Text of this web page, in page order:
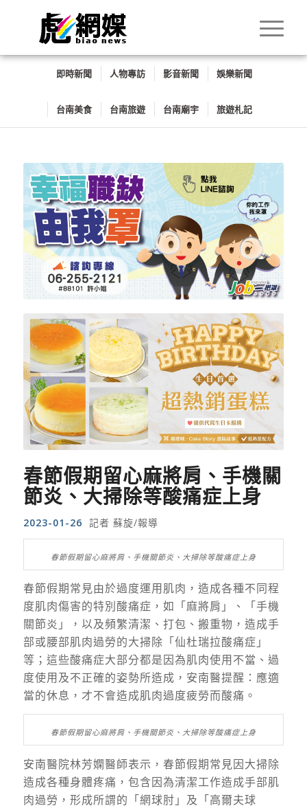
即時新聞 人物專訪 影音新聞 娛樂新聞
台南美食 台南旅遊 台南廟宇 旅遊札記
春節假期留心麻將肩、手機關
節炎、大掃除等酸痛症上身
2023-01-26 記者 蘇旋/報導
春節假期留心麻將肩、手機關節炎、大掃除等酸痛症上身
春節假期常見由於過度運用肌肉，造成各種不同程
度肌肉傷害的特別酸痛症，如「麻將肩」、「手機
關節炎」，以及頻繁清潔、打包、搬重物，造成手
部或腰部肌肉過勞的大掃除「仙杜瑞拉酸痛症」
等；這些酸痛症大部分都是因為肌肉使用不當、過
度使用及不正確的姿勢所造成，安南醫提醒：應適
當的休息，才不會造成肌肉過度疲勞而酸痛。
春節假期留心麻將肩、手機關節炎、大掃除等酸痛症上身
安南醫院林芳嫻醫師表示，春節假期常見因大掃除
造成各種身體疼痛，包含因為清潔工作造成手部肌
肉過勞，形成所謂的「網球肘」及「高爾夫球